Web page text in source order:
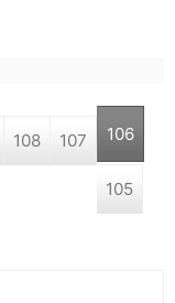
108 107 106
105